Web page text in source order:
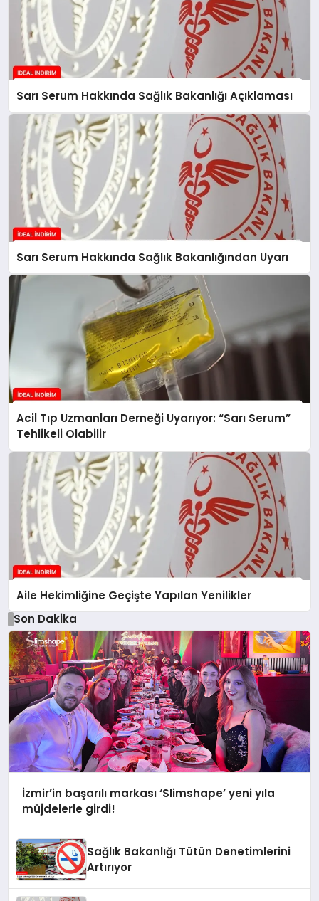
Sarı Serum Hakkında Sağlık Bakanlığı Açıklaması
Sarı Serum Hakkında Sağlık Bakanlığından Uyarı
Acil Tıp Uzmanları Derneği Uyarıyor: “Sarı Serum”
Tehlikeli Olabilir
Aile Hekimliğine Geçişte Yapılan Yenilikler
Son Dakika
İzmir’in başarılı markası ‘Slimshape’ yeni yıla
müjdelerle girdi!
Sağlık Bakanlığı Tütün Denetimlerini
Artırıyor